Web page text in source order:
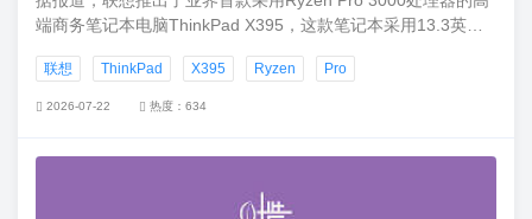
端商务笔记本电脑ThinkPad X395，这款笔记本采用13.3英寸
联想 ThinkPad X395 Ryzen Pro
2026-07-22 热度：634